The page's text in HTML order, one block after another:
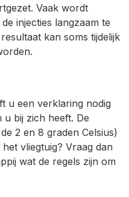
Vaak wordt
injecties langzaam te
kan soms tijdelijk
u een verklaring nodig
u bij zich heeft. De
2 en 8 graden Celsius)
vliegtuig? Vraag dan
wat de regels zijn om